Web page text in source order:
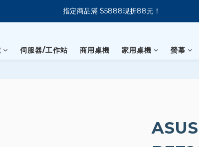
新會員下單 送 7-11 美式咖啡
指定商品滿 $5888現折88元！
伺服器/工作站 商用桌機 家用桌機 螢幕